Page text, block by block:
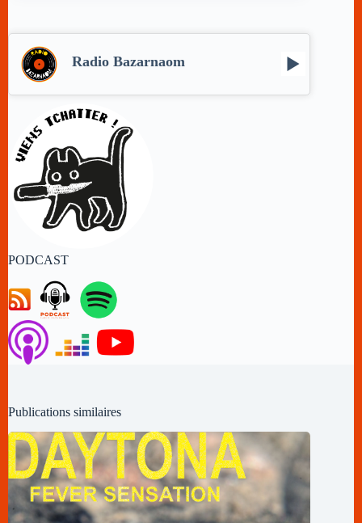
Radio Bazarnaom
PODCAST
Publications similaires